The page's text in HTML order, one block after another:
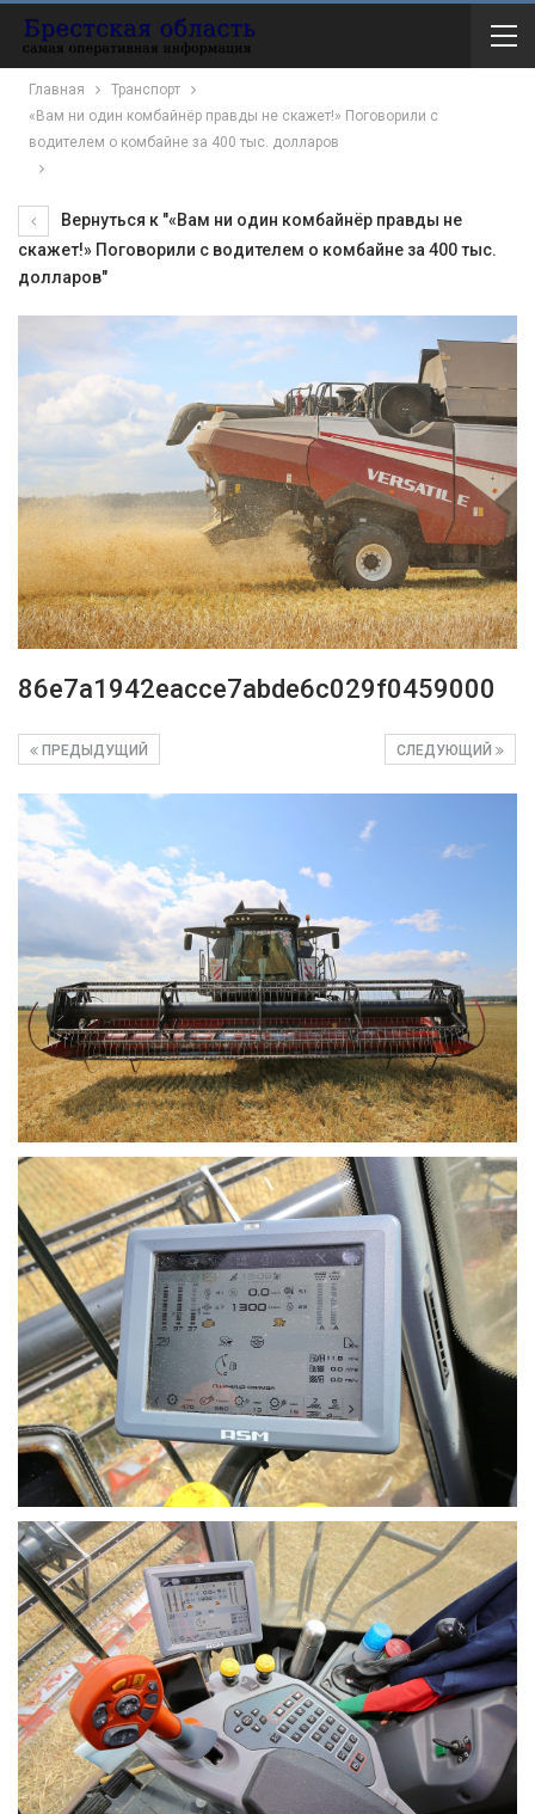
Главная
Транспорт
«Вам ни один комбайнёр правды не скажет!» Поговорили с
водителем о комбайне за 400 тыс. долларов
Вернуться к "«Вам ни один комбайнёр правды не
скажет!» Поговорили с водителем о комбайне за 400 тыс.
долларов"
86e7a1942eacce7abde6c029f0459000
СЛЕДУЮЩИЙ
ПРЕДЫДУЩИЙ